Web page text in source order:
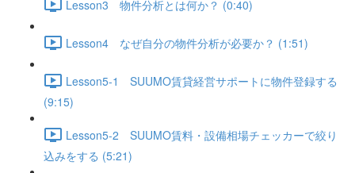
Lesson3 物件分析とは何か？ (0:40)
Lesson4 なぜ自分の物件分析が必要か？ (1:51)
Lesson5-1 SUUMO賃貸経営サポートに物件登録する
(9:15)
Lesson5-2 SUUMO賃料・設備相場チェッカーで絞り
込みをする (5:21)